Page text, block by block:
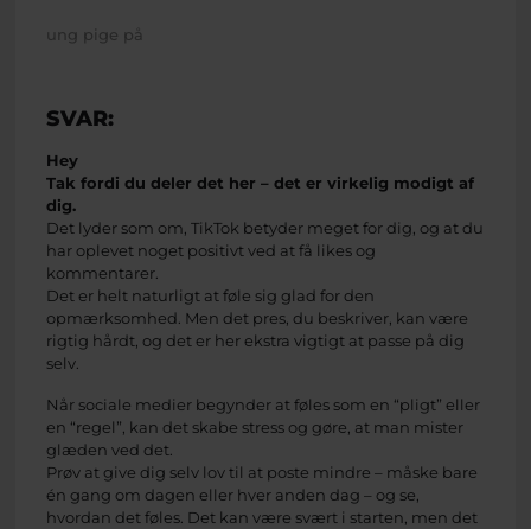
ung pige på
SVAR:
Hey
Tak fordi du deler det her – det er virkelig modigt af
dig.
Det lyder som om, TikTok betyder meget for dig, og at du
har oplevet noget positivt ved at få likes og
kommentarer.
Det er helt naturligt at føle sig glad for den
opmærksomhed. Men det pres, du beskriver, kan være
rigtig hårdt, og det er her ekstra vigtigt at passe på dig
selv.
Når sociale medier begynder at føles som en “pligt” eller
en “regel”, kan det skabe stress og gøre, at man mister
glæden ved det.
Prøv at give dig selv lov til at poste mindre – måske bare
én gang om dagen eller hver anden dag – og se,
hvordan det føles. Det kan være svært i starten, men det